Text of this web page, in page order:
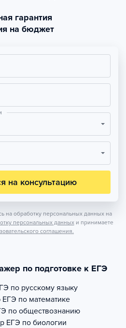
гарантия
на бюджет
на консультацию
на обработку персональных данных на
персональных данных и принимаете
соглашения.
по подготовке к ЕГЭ
по русскому языку
ЕГЭ по математике
по обществознанию
ЕГЭ по биологии